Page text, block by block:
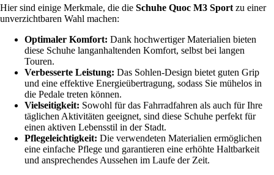
Hier sind einige Merkmale, die die Schuhe Quoc M3 Sport zu einer
unverzichtbaren Wahl machen:
Optimaler Komfort: Dank hochwertiger Materialien bieten
diese Schuhe langanhaltenden Komfort, selbst bei langen
Touren.
Verbesserte Leistung: Das Sohlen-Design bietet guten Grip
und eine effektive Energieübertragung, sodass Sie mühelos in
die Pedale treten können.
Vielseitigkeit: Sowohl für das Fahrradfahren als auch für Ihre
täglichen Aktivitäten geeignet, sind diese Schuhe perfekt für
einen aktiven Lebensstil in der Stadt.
Pflegeleichtigkeit: Die verwendeten Materialien ermöglichen
eine einfache Pflege und garantieren eine erhöhte Haltbarkeit
und ansprechendes Aussehen im Laufe der Zeit.